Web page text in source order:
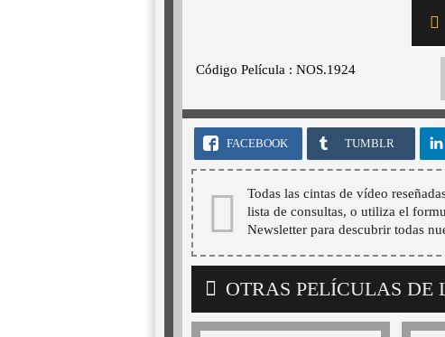
Código Película : NOS.1924
FACEBOOK TUMBLR
Todas las cintas de vídeo
lista de consultas, o utiliza el
Newsletter para descubrir todas
OTRAS PELÍCULAS DE